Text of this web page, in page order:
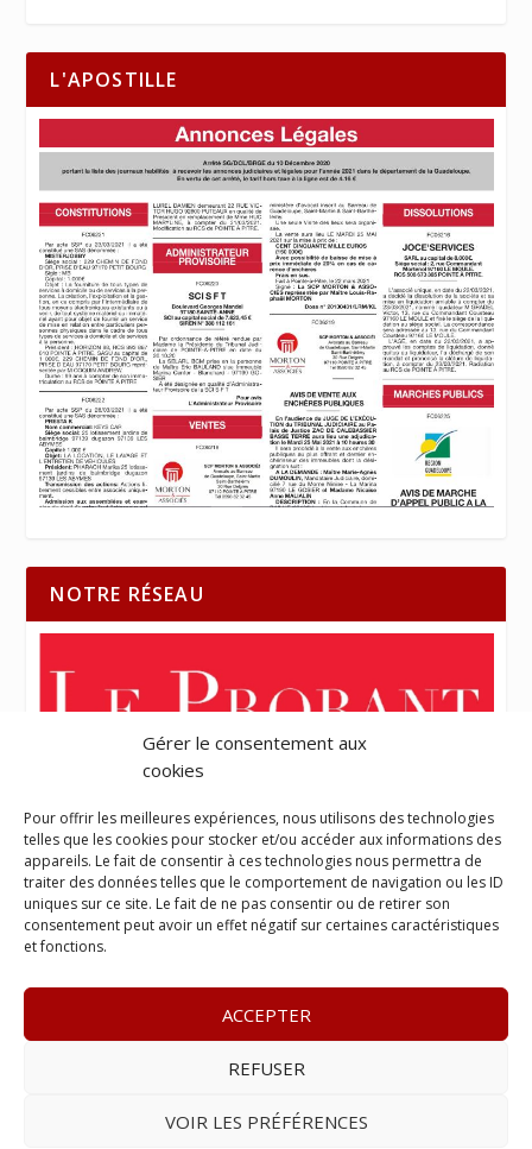
Gérer le consentement aux
cookies
Pour offrir les meilleures expériences, nous utilisons des technologies
telles que les cookies pour stocker et/ou accéder aux informations des
appareils. Le fait de consentir à ces technologies nous permettra de
traiter des données telles que le comportement de navigation ou les ID
uniques sur ce site. Le fait de ne pas consentir ou de retirer son
consentement peut avoir un effet négatif sur certaines caractéristiques
et fonctions.
ACCEPTER
REFUSER
VOIR LES PRÉFÉRENCES
L'APOSTILLE
NOTRE RÉSEAU
– www.lapostille.fr –
– E-mail :contact@lapostille.fr–